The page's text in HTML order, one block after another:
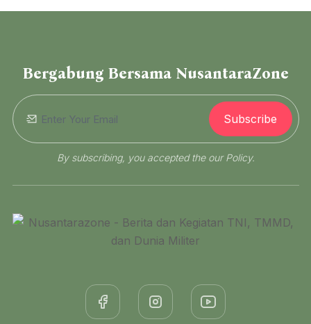
Bergabung Bersama NusantaraZone
By subscribing, you accepted the our Policy.
Subscribe